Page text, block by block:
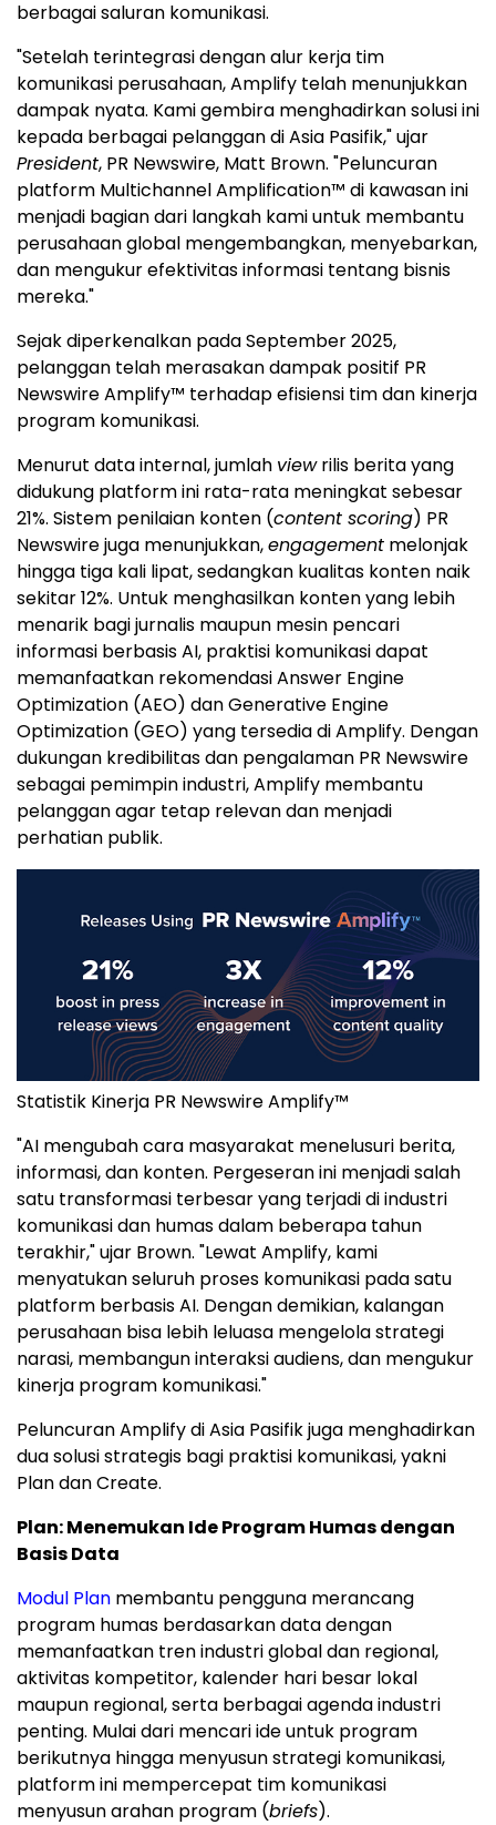
berbagai saluran komunikasi.
"Setelah terintegrasi dengan alur kerja tim
komunikasi perusahaan, Amplify telah menunjukkan
dampak nyata. Kami gembira menghadirkan solusi ini
kepada berbagai pelanggan di Asia Pasifik," ujar
President, PR Newswire, Matt Brown. "Peluncuran
platform Multichannel Amplification™ di kawasan ini
menjadi bagian dari langkah kami untuk membantu
perusahaan global mengembangkan, menyebarkan,
dan mengukur efektivitas informasi tentang bisnis
mereka."
Sejak diperkenalkan pada September 2025,
pelanggan telah merasakan dampak positif PR
Newswire Amplify™ terhadap efisiensi tim dan kinerja
program komunikasi.
Menurut data internal, jumlah viewrilis berita yang
didukung platform ini rata-rata meningkat sebesar
21%. Sistem penilaian konten (content scoring) PR
Newswire juga menunjukkan,engagement melonjak
hingga tiga kali lipat, sedangkan kualitas konten naik
sekitar 12%. Untuk menghasilkan konten yang lebih
menarik bagi jurnalis maupun mesin pencari
informasi berbasis AI, praktisi komunikasi dapat
memanfaatkan rekomendasi Answer Engine
Optimization (AEO) dan Generative Engine
Optimization (GEO) yang tersedia di Amplify. Dengan
dukungan kredibilitas dan pengalaman PR Newswire
sebagai pemimpin industri, Amplify membantu
pelanggan agar tetap relevan dan menjadi
perhatian publik.
Statistik Kinerja PR Newswire Amplify™
"AI mengubah cara masyarakat menelusuri berita,
informasi, dan konten. Pergeseran ini menjadi salah
satu transformasi terbesar yang terjadi di industri
komunikasi dan humas dalam beberapa tahun
terakhir," ujar Brown. "Lewat Amplify, kami
menyatukan seluruh proses komunikasi pada satu
platform berbasis AI. Dengan demikian, kalangan
perusahaan bisa lebih leluasa mengelola strategi
narasi, membangun interaksi audiens, dan mengukur
kinerja program komunikasi."
Peluncuran Amplify di Asia Pasifik juga menghadirkan
dua solusi strategis bagi praktisi komunikasi, yakni
Plan dan Create.
Plan: Menemukan Ide Program Humas dengan
Basis Data
Modul Plan membantu pengguna merancang
program humas berdasarkan data dengan
memanfaatkan tren industri global dan regional,
aktivitas kompetitor, kalender hari besar lokal
maupun regional, serta berbagai agenda industri
penting. Mulai dari mencari ide untuk program
berikutnya hingga menyusun strategi komunikasi,
platform ini mempercepat tim komunikasi
menyusun arahan program (briefs).